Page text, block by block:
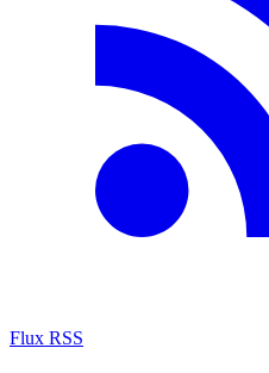
Flux RSS